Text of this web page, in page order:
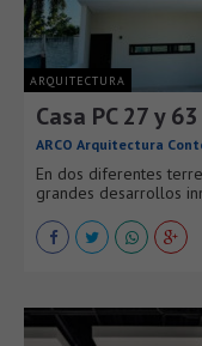
ARQUITECTURA
Casa PC 27 y 63
ARCO Arquitectura
En dos diferentes
grandes desarrollos